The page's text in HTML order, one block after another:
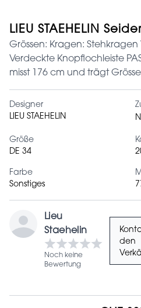
LIEU STAEHELIN
Grössen: Kragen: Stehkragen
Verdeckte Knopflochleiste
misst 176 cm und trägt
Designer
LIEU STAEHELIN
Größe
DE 34
Farbe
Sonstiges
Lieu
Staehelin
Noch keine
Bewertung
den